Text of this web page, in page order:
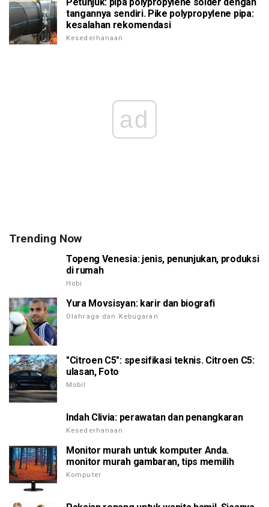
Petunjuk: pipa polypropylene solder dengan
tangannya sendiri. Pike polypropylene pipa:
kesalahan rekomendasi
Kesederhanaan
ad
Trending Now
Topeng Venesia: jenis, penunjukan, produksi
di rumah
Hobi
Yura Movsisyan: karir dan biografi
Olahraga dan Kebugaran
"Citroen C5": spesifikasi teknis. Citroen C5:
ulasan, Foto
Mobil
Indah Clivia: perawatan dan penangkaran
Kesederhanaan
Monitor murah untuk komputer Anda.
monitor murah gambaran, tips memilih
Komputer